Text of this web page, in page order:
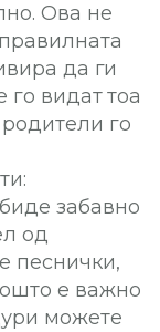
Ова не
да ги
го видат тоа
го
забавно
од
песнички,
е важно
можете